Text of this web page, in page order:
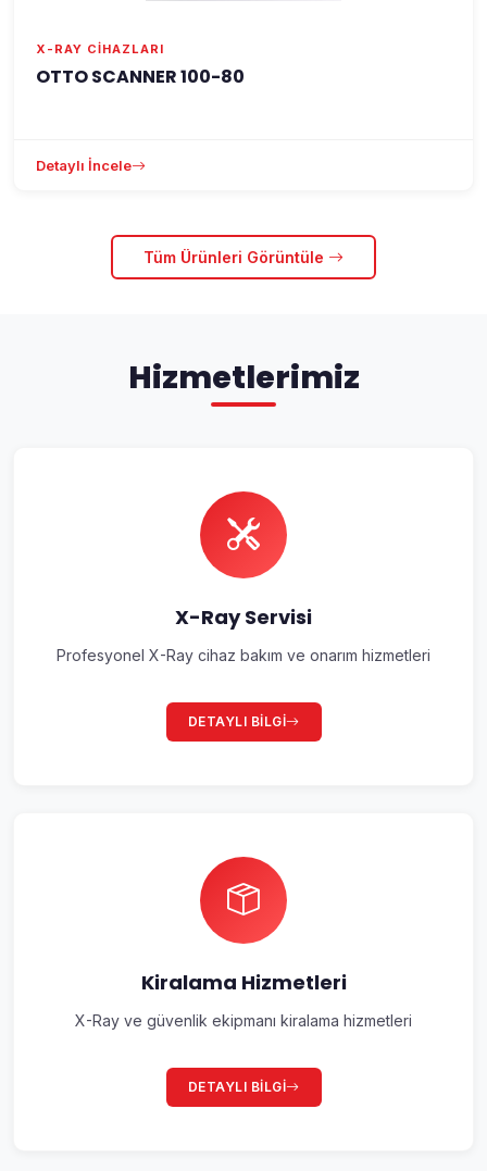
X-RAY CIHAZLARI
OTTO SCANNER 100-80
Detaylı İncele
Tüm Ürünleri Görüntüle
Hizmetlerimiz
X-Ray Servisi
Profesyonel X-Ray cihaz bakım ve onarım hizmetleri
DETAYLI BILGI
Kiralama Hizmetleri
X-Ray ve güvenlik ekipmanı kiralama hizmetleri
DETAYLI BILGI